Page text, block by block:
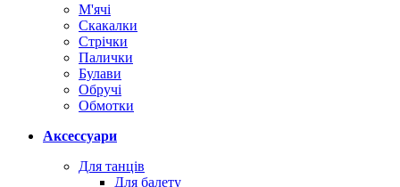
М'ячі
Скакалки
Стрічки
Палички
Булави
Обручі
Обмотки
Аксессуари
Для танців
Для балету